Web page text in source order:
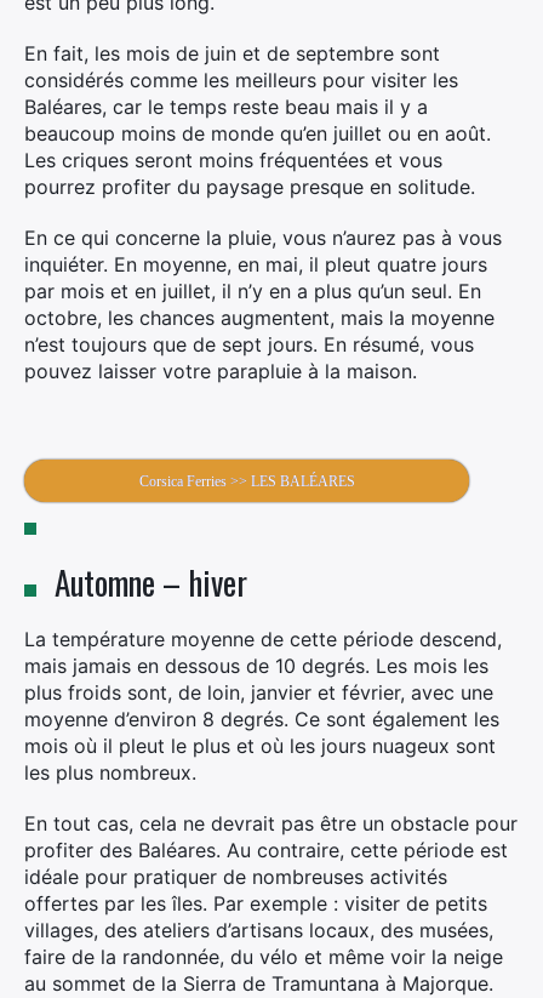
En fait, les mois de juin et de septembre sont
considérés comme les meilleurs pour visiter les
Baléares, car le temps reste beau mais il y a
beaucoup moins de monde qu’en juillet ou en août.
Les criques seront moins fréquentées et vous
pourrez profiter du paysage presque en solitude.
En ce qui concerne la pluie, vous n’aurez pas à vous
inquiéter. En moyenne, en mai, il pleut quatre jours
par mois et en juillet, il n’y en a plus qu’un seul. En
octobre, les chances augmentent, mais la moyenne
n’est toujours que de sept jours. En résumé, vous
pouvez laisser votre parapluie à la maison.
Corsica Ferries >> LES BALÉARES
Automne – hiver
La température moyenne de cette période descend,
mais jamais en dessous de 10 degrés. Les mois les
plus froids sont, de loin, janvier et février, avec une
moyenne d’environ 8 degrés. Ce sont également les
mois où il pleut le plus et où les jours nuageux sont
les plus nombreux.
En tout cas, cela ne devrait pas être un obstacle pour
profiter des Baléares. Au contraire, cette période est
idéale pour pratiquer de nombreuses activités
offertes par les îles. Par exemple : visiter de petits
villages, des ateliers d’artisans locaux, des musées,
faire de la randonnée, du vélo et même voir la neige
au sommet de la Sierra de Tramuntana à Majorque.